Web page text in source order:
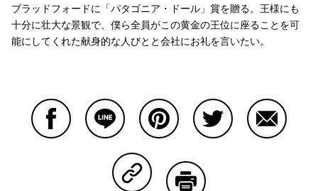
ブラッドフォードに「パタゴニア・ドール」賞を贈る。王様にも
十分に壮大な景観で、僕ら全員がこの黄金の王位に座ることを可
能にしてくれた献身的な人びとと会社にお礼を言いたい。